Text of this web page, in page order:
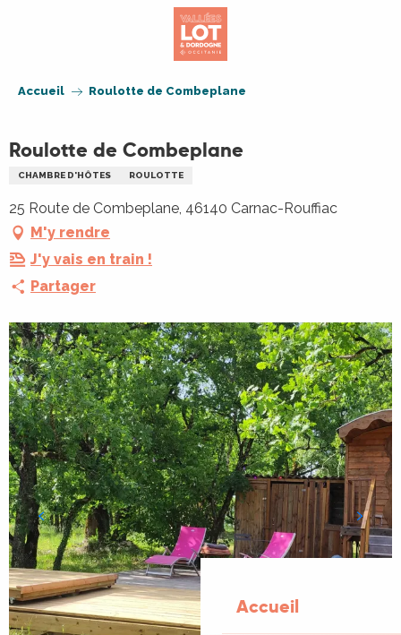
Accueil
Accueil Roulotte de Combeplane
Roulotte de Combeplane
CHAMBRE D'HÔTES ROULOTTE
25 Route de Combeplane, 46140 Carnac-Rouffiac
M'y rendre
J'y vais en train !
Partager